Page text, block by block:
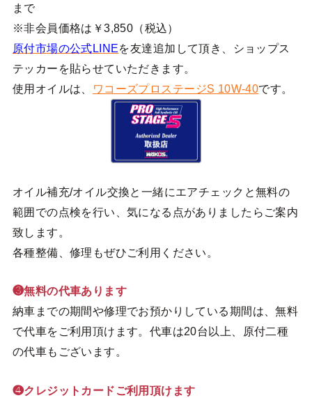
まで
※非会員価格は￥3,850（税込）
原付市場の公式LINEを友達追加して頂き、ショップス
テッカーを貼らせていただきます。
使用オイルは、
ワコーズプロステージS 10W-40です。
オイル補充/オイル交換と一緒にエアチェックと無料の
範囲での点検を行い、気になる点がありましたらご案内
致します。
各種整備、修理もぜひご利用ください。
❸無料の代車あります
納車までの期間や修理でお預かりしている期間は、無料
で代車をご利用頂けます。代車は20台以上、原付二種
の代車もございます。
❹クレジットカードご利用頂けます